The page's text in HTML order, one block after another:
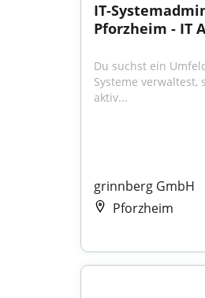
IT-
Pforzheim - IT
Du suchst ein
Systeme
aktiv...
grinnberg GmbH
Pforzheim